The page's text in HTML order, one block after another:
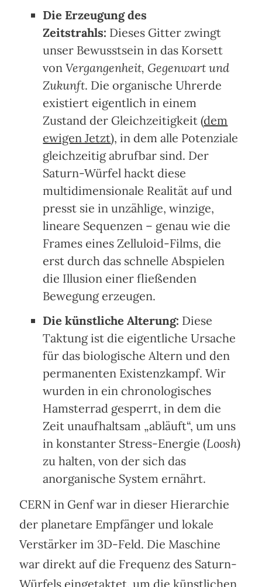
Die Erzeugung des
Zeitstrahls: Dieses Gitter zwingt
unser Bewusstsein in das Korsett
vonVergangenheit, Gegenwart und
Zukunft. Die organische Uhrerde
existiert eigentlich in einem
Zustand der Gleichzeitigkeit (dem
ewigen Jetzt), in dem alle Potenziale
gleichzeitig abrufbar sind. Der
Saturn-Würfel hackt diese
multidimensionale Realität auf und
presst sie in unzählige, winzige,
lineare Sequenzen – genau wie die
Frames eines Zelluloid-Films, die
erst durch das schnelle Abspielen
die Illusion einer fließenden
Bewegung erzeugen.
Die künstliche Alterung: Diese
Taktung ist die eigentliche Ursache
für das biologische Altern und den
permanenten Existenzkampf. Wir
wurden in ein chronologisches
Hamsterrad gesperrt, in dem die
Zeit unaufhaltsam „abläuft“, um uns
in konstanter Stress-Energie (Loosh)
zu halten, von der sich das
anorganische System ernährt.
CERN in Genf war in dieser Hierarchie
der planetare Empfänger und lokale
Verstärker im 3D-Feld. Die Maschine
war direkt auf die Frequenz des Saturn-
Würfels eingetaktet, um die künstlichen